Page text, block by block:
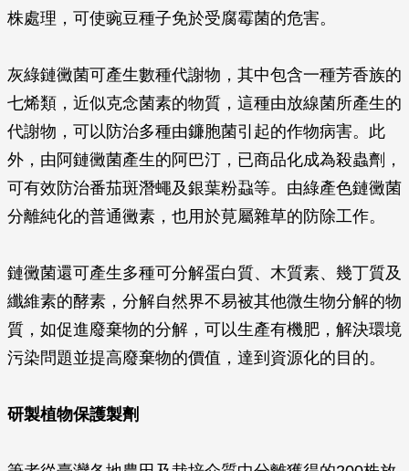
株處理，可使豌豆種子免於受腐霉菌的危害。
灰綠鏈黴菌可產生數種代謝物，其中包含一種芳香族的
七烯類，近似克念菌素的物質，這種由放線菌所產生的
代謝物，可以防治多種由鐮胞菌引起的作物病害。此
外，由阿鏈黴菌產生的阿巴汀，已商品化成為殺蟲劑，
可有效防治番茄斑潛蠅及銀葉粉蝨等。由綠產色鏈黴菌
分離純化的普通黴素，也用於莧屬雜草的防除工作。
鏈黴菌還可產生多種可分解蛋白質、木質素、幾丁質及
纖維素的酵素，分解自然界不易被其他微生物分解的物
質，如促進廢棄物的分解，可以生產有機肥，解決環境
污染問題並提高廢棄物的價值，達到資源化的目的。
研製植物保護製劑